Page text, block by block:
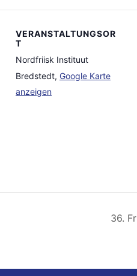
VERANSTALTUNGSOR
T
Nordfriisk Instituut
Bredstedt, Google Karte
anzeigen
36.